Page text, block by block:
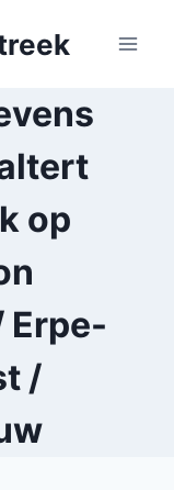
op
Erpe-
/